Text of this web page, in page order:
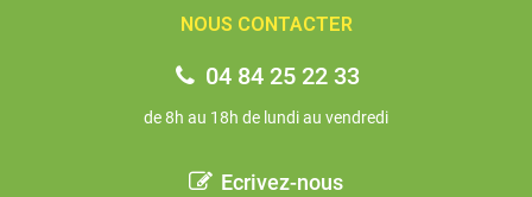
NOUS CONTACTER
04 84 25 22 33
de 8h au 18h de lundi au vendredi
Ecrivez-nous